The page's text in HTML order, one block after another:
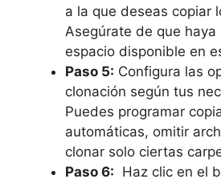
a la que deseas copiar
Asegúrate de que haya
espacio disponible ⁢en
Paso 5: Configura‌ las
clonación ‍según tus
Puedes programar
automáticas, omitir
clonar solo ciertas
Paso ⁢6:
Haz clic en el